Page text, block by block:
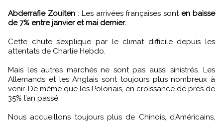
Abderrafie Zouiten: Les arrivées françaises sont en baisse
de 7% entre janvier et mai dernier.
Cette chute s’explique par le climat difficile depuis les
attentats de Charlie Hebdo.
Mais les autres marchés ne sont pas aussi sinistrés. Les
Allemands et les Anglais sont toujours plus nombreux à
venir. De même que les Polonais, en croissance de près de
35% l’an passé.
Nous accueillons toujours plus de Chinois, d’Américains,